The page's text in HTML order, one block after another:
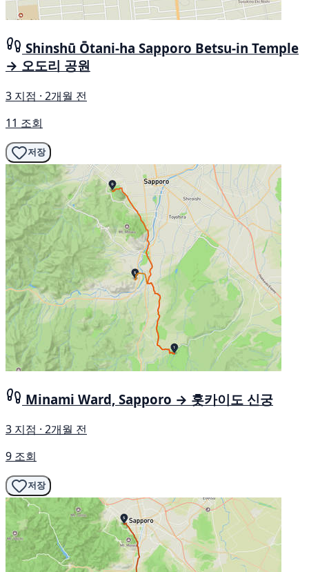
Shinshū Ōtani-ha Sapporo Betsu-in Temple
→ 오도리 공원
3 지점 · 2개월 전
11 조회
저장
Minami Ward, Sapporo → 홋카이도 신궁
3 지점 · 2개월 전
9 조회
저장